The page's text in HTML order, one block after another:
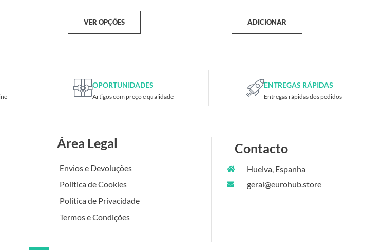
VER OPÇÕES ADICIONAR
OPORTUNIDADES
Artigos com preço e qualidade
ENTREGAS RÁPIDAS
Entregas rápidas dos pedidos
Área Legal
Envios e Devoluções
Politica de Cookies
Politica de Privacidade
Termos e Condições
Contacto
Huelva, Espanha
geral@eurohub.store